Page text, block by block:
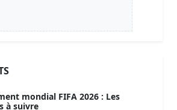
mondial FIFA 2026 : Les
à suivre